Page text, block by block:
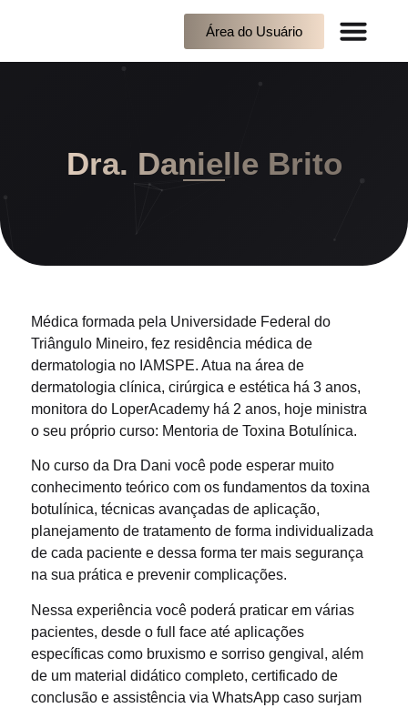
Área do Usuário
Dra. Danielle Brito
Médica formada pela Universidade Federal do
Triângulo Mineiro, fez residência médica de
dermatologia no IAMSPE. Atua na área de
dermatologia clínica, cirúrgica e estética há 3 anos,
monitora do LoperAcademy há 2 anos, hoje ministra
o seu próprio curso: Mentoria de Toxina Botulínica.
No curso da Dra Dani você pode esperar muito
conhecimento teórico com os fundamentos da toxina
botulínica, técnicas avançadas de aplicação,
planejamento de tratamento de forma individualizada
de cada paciente e dessa forma ter mais segurança
na sua prática e prevenir complicações.
Nessa experiência você poderá praticar em várias
pacientes, desde o full face até aplicações
específicas como bruxismo e sorriso gengival, além
de um material didático completo, certificado de
conclusão e assistência via WhatsApp caso surjam